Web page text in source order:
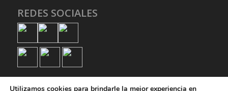
REDES SOCIALES
Utilizamos cookies para brindarle la mejor experiencia en